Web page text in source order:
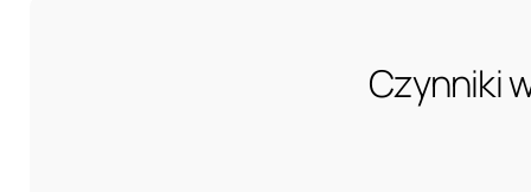
Czynniki